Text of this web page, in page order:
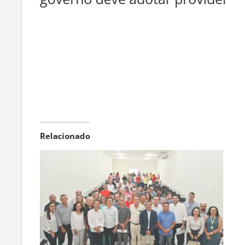
governo deve adotar